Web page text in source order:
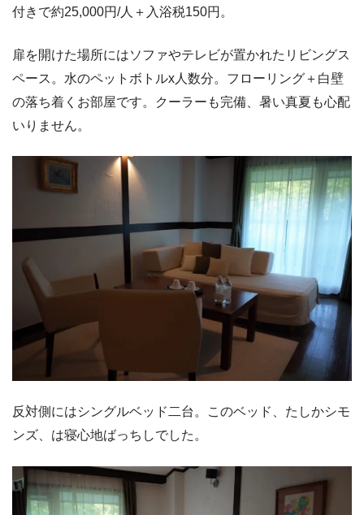
付きで約25,000円/人＋入浴税150円。
扉を開けた場所にはソファやテレビが置かれたリビングス
ペース。水のペットボトルx人数分。フローリング＋白壁
の落ち着くお部屋です。クーラーも完備、暑い真夏も心配
いりません。
反対側にはシングルベッド二台。このベッド、たしかシモ
ンズ、は寝心地ばっちしでした。